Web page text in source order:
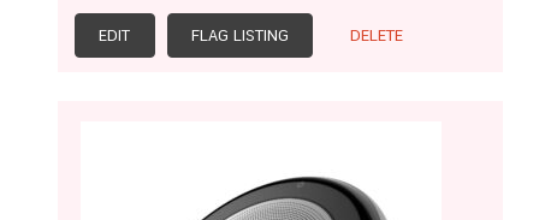
EDIT FLAG LISTING DELETE